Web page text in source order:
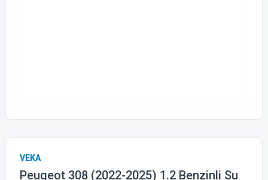
VEKA
Peugeot 308 (2022-2025) 1.2 Benzinli Su